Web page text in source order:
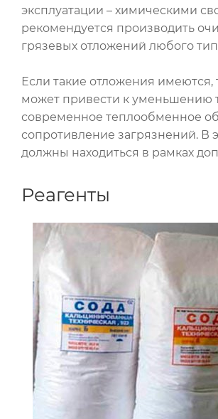
эксплуатации – химическими
рекомендуется производить
грязевых отложений любого
Если такие отложения
может привести к уменьшению
современное теплообменное
сопротивление загрязнений. В
должны находиться в рамках
Реагенты